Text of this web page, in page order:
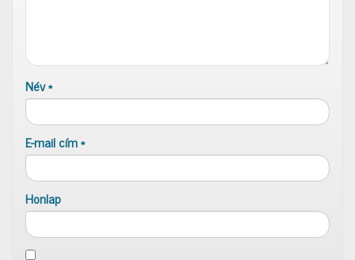
Név*
E-mail cím*
Honlap